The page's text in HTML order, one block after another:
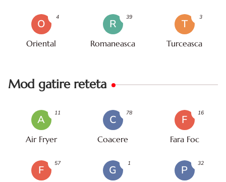
O
Oriental
4
R
Romaneasca
39
T
Turceasca
3
Mod gatire reteta
A
Air Fryer
11
C
Coacere
78
F
Fara Foc
16
F
57
G
1
P
32